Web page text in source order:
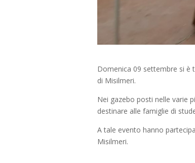
Domenica 09 settembre si è
di Misilmeri.
Nei gazebo posti nelle varie
destinare alle famiglie di
A tale evento hanno
Misilmeri.